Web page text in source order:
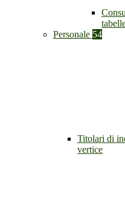
Personale 54
Titolari di
vertice